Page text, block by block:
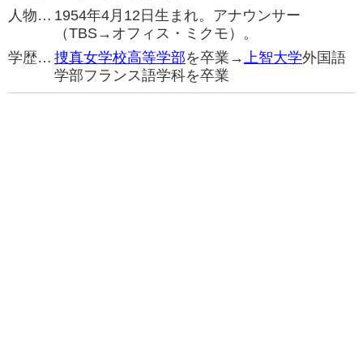
人物… 1954年4月12日生まれ。アナウンサー
（TBS→オフィス・ミクモ）。
学歴… 捜真女学校高等学部を卒業→上智大学外国語
学部フランス語学科を卒業